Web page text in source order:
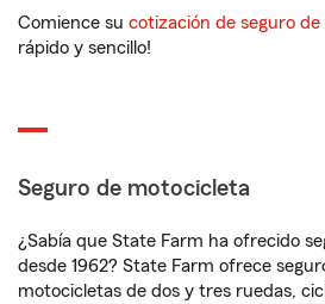
Comience su cotización de seguro
rápido y sencillo!
Seguro de motocicleta
¿Sabía que State Farm ha ofrecido
desde 1962? State Farm ofrece
motocicletas de dos y tres ruedas,